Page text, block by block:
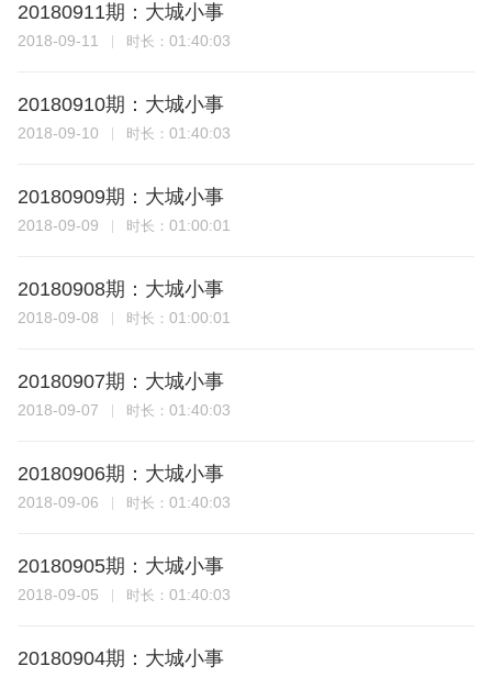
20180911期：大城小事
2018-09-11 时长： 01:40:03
20180910期：大城小事
2018-09-10 时长： 01:40:03
20180909期：大城小事
2018-09-09 时长： 01:00:01
20180908期：大城小事
2018-09-08 时长： 01:00:01
20180907期：大城小事
2018-09-07 时长： 01:40:03
20180906期：大城小事
2018-09-06 时长： 01:40:03
20180905期：大城小事
2018-09-05 时长： 01:40:03
20180904期：大城小事